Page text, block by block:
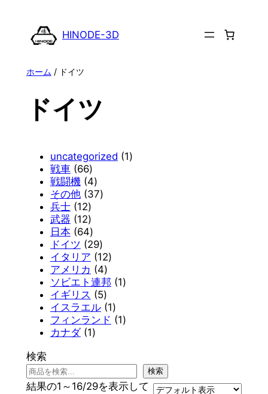
HINODE-3D
ホーム / ドイツ
ドイツ
uncategorized 11
戦車 666
6
個
の
商
品
戦闘機 44
個
その他 373
商
品
兵士 121
2
個
の
商
品
武器 121
2
個
の
商
品
日本 646
4
個
の
商
品
ドイツ 292
9
個
の
商
品
イタリア 121
個
商
品
アメリカ 44
個
の
商
品
ソビエト連邦 11
商
イギリス 55
個
の
イスラエル 11
個
フィンランド 11
カナダ 11
品
検索
検索
結果の1～16/29を表示して